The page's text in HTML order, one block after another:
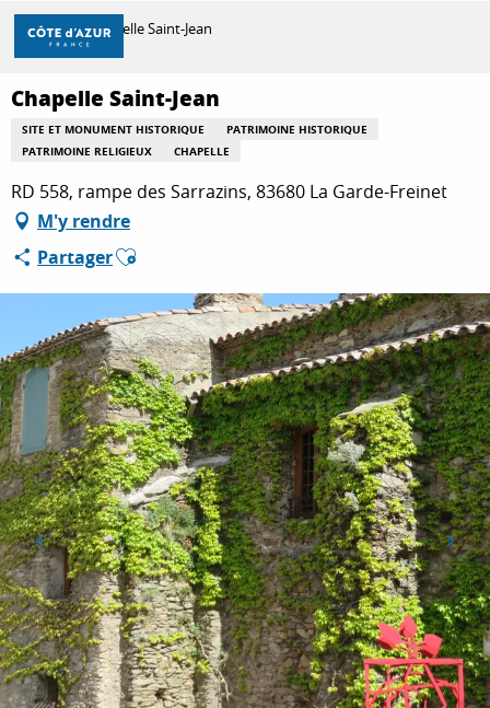
Aller
contenu
principal
DÉCOUVRIR
À FAIRE
SÉJOURNER
Accueil Chapelle Saint-Jean
Chapelle Saint-Jean
SITE ET MONUMENT HISTORIQUE
PATRIMOINE HISTORIQUE
PATRIMOINE RELIGIEUX
CHAPELLE
RD 558, rampe des Sarrazins, 83680 La Garde-Freinet
M'y rendre
PartagerAjouter aux favoris